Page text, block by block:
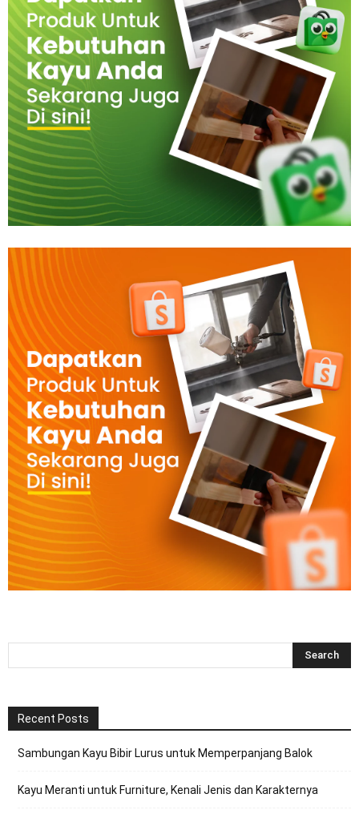
Recent Posts
Sambungan Kayu Bibir Lurus untuk Memperpanjang Balok
Kayu Meranti untuk Furniture, Kenali Jenis dan Karakternya